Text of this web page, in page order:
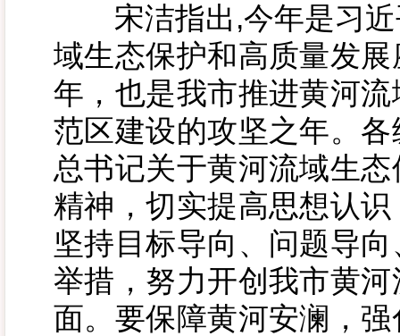
宋洁指出,今年是习近
域生态保护和高质量发
年，也是我市推进黄河
范区建设的攻坚之年。
总书记关于黄河流域生
精神，切实提高思想认
坚持目标导向、问题导
举措，努力开创我市黄
面。要保障黄河安澜，